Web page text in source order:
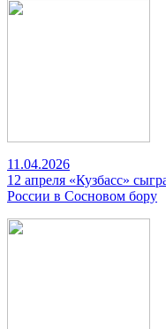
11.04.2026
12 апреля «Кузбасс»
России в Сосновом бору